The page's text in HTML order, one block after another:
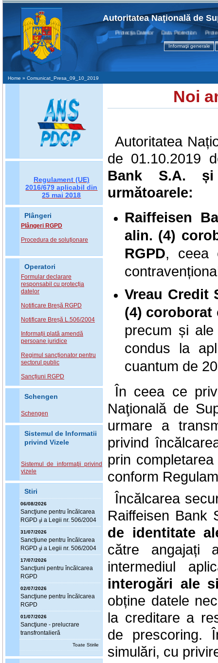
Autoritatea Naţională de
Protecţia Datelor Data Protection Protection
Informaţii generale
Home » Comunicat_Presa_09_10_2019
Regulament (UE)
2016/679 aplicabil din
25 mai 2018
Plângeri
Plângeri RGPD
Procedura de soluționare
Operatori
Formular declarare
responsabil cu protecția
datelor
Notificare Breșă RGPD
Notificare Breșă L.506/2004
Informații plată amendă
persoane juridice
Regimul sancționator pentru
sectorul public
Sancțiuni RGPD
Schengen
Schengen
Sistemul de Informatii
privind Vizele
Sistemul de informaţii privind
vizele
Stiri
06/08/2026
Sancţiune pentru încălcarea
RGPD şi a Legii nr. 506/2004
31/07/2026
Sancţiune pentru încălcarea
RGPD şi a Legii nr. 506/2004
17/07/2026
Sancţiuni pentru încălcarea
RGPD
02/07/2026
Sancţiune pentru încălcarea
RGPD
01/07/2026
Sancţiune - prelucrare
transfrontalieră
Toate Stirile
Noi
Autoritatea
de 01.10.2019
Bank S.A.
următoarele:
Raiffeisen
alin. (4)
RGPD, ceea
Vreau Credit
(4) coroborat
precum și ale
condus la
cuantum de
În ceea ce
Naţională de
urmare a
privind
prin
conform
Încălcarea
Raiffeisen Bank
de identitate
către angajați
intermediul
interogări ale
obține datele
la creditare a
de prescoring.
simulări, cu